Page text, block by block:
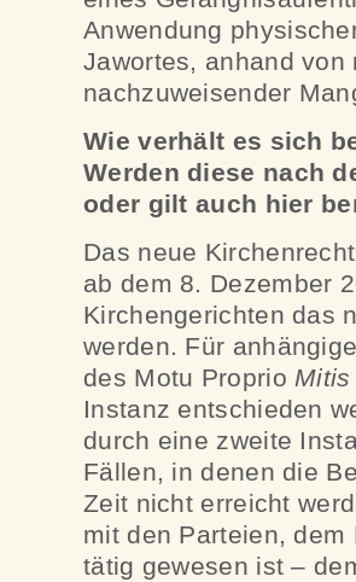
Anwendung
Jawortes, anhand
nachzuweisender
Wie verhält es sich
Werden diese nach
oder gilt auch hier
Das neue
ab dem 8. Dezember
Kirchengerichten das
werden. Für
des Motu Proprio
Instanz entschieden
durch eine zweite
Fällen, in denen die
Zeit nicht erreicht
mit den Parteien,
tätig gewesen ist –